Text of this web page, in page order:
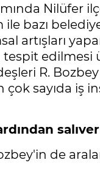
Nilüfer
bazı
artışları
tespit edilmesi
R.
sayıda iş
de